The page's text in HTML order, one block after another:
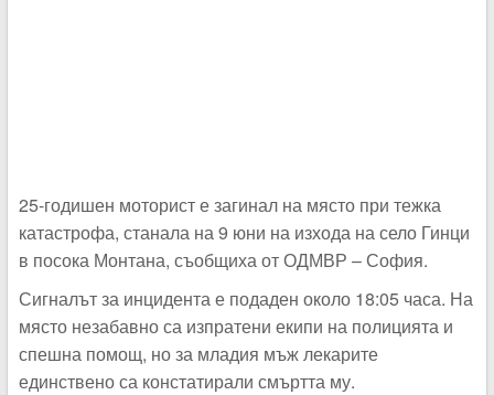
25-годишен моторист е загинал на място при тежка
катастрофа, станала на 9 юни на изхода на село Гинци
в посока Монтана, съобщиха от ОДМВР – София.
Сигналът за инцидента е подаден около 18:05 часа. На
място незабавно са изпратени екипи на полицията и
спешна помощ, но за младия мъж лекарите
единствено са констатирали смъртта му.